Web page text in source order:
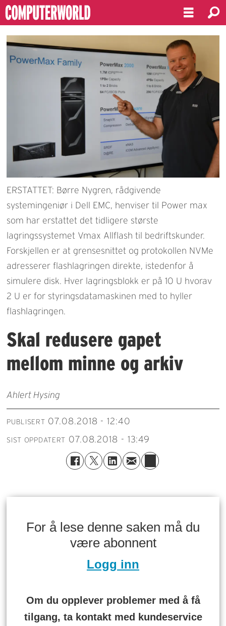
ERSTATTET: Børre Nygren, rådgivende
systemingeniør i Dell EMC, henviser til Power max
som har erstattet det tidligere største
lagringssystemet Vmax Allflash til bedriftskunder.
Forskjellen er at grensesnittet og protokollen NVMe
adresserer flashlagringen direkte, istedenfor å
simulere disk. Hver lagringsblokk er på 10 U hvorav
2 U er for styringsdatamaskinen med to hyller
flashlagringen.
Skal redusere gapet
mellom minne og arkiv
Ahlert Hysing
PUBLISERT 07.08.2018 - 12:40
SIST OPPDATERT 07.08.2018 - 13:49
For å lese denne saken må du
være abonnent
Logg inn
Om du opplever problemer med å få
tilgang, ta kontakt med kundeservice